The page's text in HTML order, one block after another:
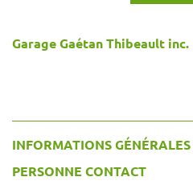
Garage Gaétan Thibeault inc.
INFORMATIONS GÉNÉRALES
PERSONNE CONTACT